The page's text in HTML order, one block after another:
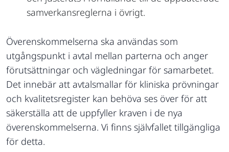
samverkansreglerna i övrigt.
Överenskommelserna ska användas som
utgångspunkt i avtal mellan parterna och anger
förutsättningar och vägledningar för samarbetet.
Det innebär att avtalsmallar för kliniska prövningar
och kvalitetsregister kan behöva ses över för att
säkerställa att de uppfyller kraven i de nya
överenskommelserna. Vi finns självfallet tillgängliga
för detta.